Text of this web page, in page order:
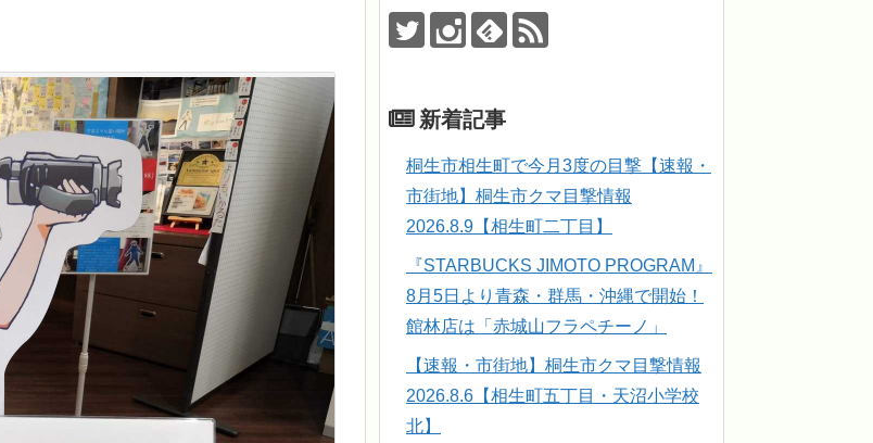
新着記事
桐生市相生町で今月3度の目撃【速報・
市街地】桐生市クマ目撃情報
2026.8.9【相生町二丁目】
『STARBUCKS JIMOTO PROGRAM』
8月5日より青森・群馬・沖縄で開始！
館林店は「赤城山フラペチーノ」
【速報・市街地】桐生市クマ目撃情報
2026.8.6【相生町五丁目・天沼小学校
北】